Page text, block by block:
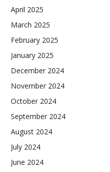
April 2025
March 2025
February 2025
January 2025
December 2024
November 2024
October 2024
September 2024
August 2024
July 2024
June 2024